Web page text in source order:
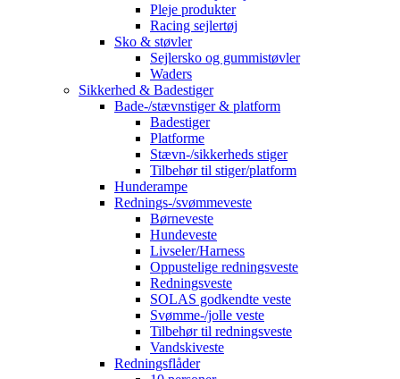
Pleje produkter
Racing sejlertøj
Sko & støvler
Sejlersko og gummistøvler
Waders
Sikkerhed & Badestiger
Bade-/stævnstiger & platform
Badestiger
Platforme
Stævn-/sikkerheds stiger
Tilbehør til stiger/platform
Hunderampe
Rednings-/svømmeveste
Børneveste
Hundeveste
Livseler/Harness
Oppustelige redningsveste
Redningsveste
SOLAS godkendte veste
Svømme-/jolle veste
Tilbehør til redningsveste
Vandskiveste
Redningsflåder